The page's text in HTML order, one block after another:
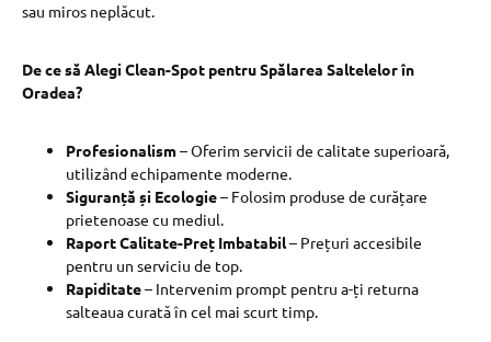
sau miros neplăcut.
De ce să Alegi Clean-Spot pentru Spălarea Saltelelor în
Oradea?
Profesionalism– Oferim servicii de calitate superioară,
utilizând echipamente moderne.
Siguranță și Ecologie– Folosim produse de curățare
prietenoase cu mediul.
Raport Calitate-Preț Imbatabil– Prețuri accesibile
pentru un serviciu de top.
Rapiditate– Intervenim prompt pentru a-ți returna
salteaua curată în cel mai scurt timp.